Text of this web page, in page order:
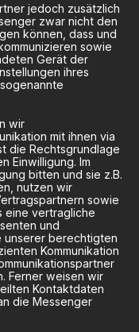
jedoch zusätzlich
zwar nicht den
können, dass und
sowie
Gerät der
ihres
wir
mit ihnen via
die Rechtsgrundlage
Einwilligung. Im
bitten und sie z.B.
nutzen wir
sowie
eine vertragliche
und
unserer berechtigten
Kommunikation
Ferner weisen wir
Kontaktdaten
die Messenger